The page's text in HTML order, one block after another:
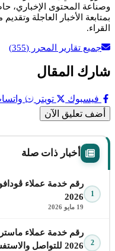
وصناعة المحتوى الإخباري،
بمتابعة الأخبار العاجلة
القراء.
جميع تقارير المحرر (355)
شارك المقال
فيسبوك تويتر
أضف تعليق الآن
أخبار ذات صلة
1
رقم خدمة عملاء
2026
19 مايو 2026
2
رقم خدمة عملاء
2026 للتواصل والاستفسار